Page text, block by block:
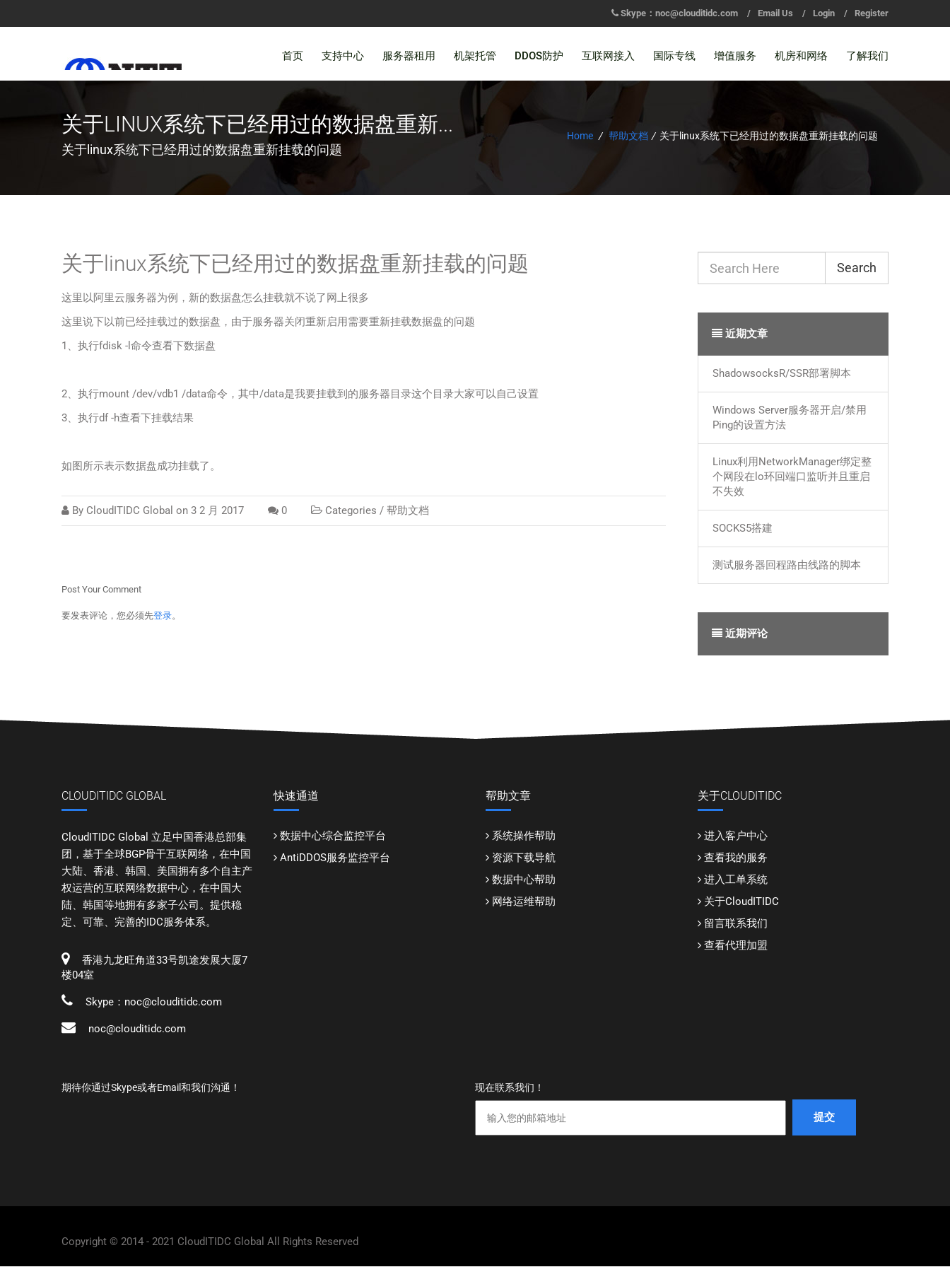
Skype：noc@clouditidc.com / Email Us / Login / Register
首页 支持中心 服务器租用 机架托管 DDOS防护 互联网接入 国际专线 增值服务 机房和网络 了解我们
关于LINUX系统下已经用过的数据盘重新...
关于linux系统下已经用过的数据盘重新挂载的问题
Home / 帮助文档 / 关于linux系统下已经用过的数据盘重新挂载的问题
关于linux系统下已经用过的数据盘重新挂载的问题
这里以阿里云服务器为例，新的数据盘怎么挂载就不说了网上很多
这里说下以前已经挂载过的数据盘，由于服务器关闭重新启用需要重新挂载数据盘的问题
1、执行fdisk -l命令查看下数据盘
2、执行mount /dev/vdb1 /data命令，其中/data是我要挂载到的服务器目录这个目录大家可以自己设置
3、执行df -h查看下挂载结果
如图所示表示数据盘成功挂载了。
By CloudITIDC Global on 3 2 月 2017 0 Categories / 帮助文档
Post Your Comment
要发表评论，您必须先登录。
Search
近期文章
ShadowsocksR/SSR部署脚本
Windows Server服务器开启/禁用
Ping的设置方法
Linux利用NetworkManager绑定整
个网段在lo环回端口监听并且重启
不失效
SOCKS5搭建
测试服务器回程路由线路的脚本
近期评论
CLOUDITIDC GLOBAL
CloudITIDC Global 立足中国香港总部集
团，基于全球BGP骨干互联网络，在中国
大陆、香港、韩国、美国拥有多个自主产
权运营的互联网络数据中心，在中国大
陆、韩国等地拥有多家子公司。提供稳
定、可靠、完善的IDC服务体系。
香港九龙旺角道33号凯途发展大厦7
楼04室
Skype：noc@clouditidc.com
noc@clouditidc.com
快速通道
数据中心综合监控平台
AntiDDOS服务监控平台
帮助文章
系统操作帮助
资源下载导航
数据中心帮助
网络运维帮助
关于CLOUDITIDC
进入客户中心
查看我的服务
进入工单系统
关于CloudITIDC
留言联系我们
查看代理加盟
期待你通过Skype或者Email和我们沟通！ 现在联系我们！
Copyright © 2014 - 2021 CloudITIDC Global All Rights Reserved